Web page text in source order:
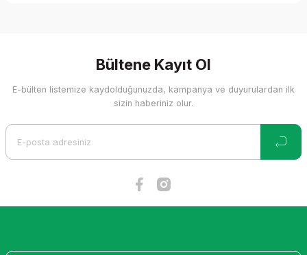
Görüş ve önerileriniz için teşekkür ederiz.
Ürün resmi kalitesiz, bozuk veya görüntülenemiyor.
Bültene Kayıt Ol
E-bülten listemize kaydolduğunuzda, kampanya ve duyurulardan ilk
sizin haberiniz olur.